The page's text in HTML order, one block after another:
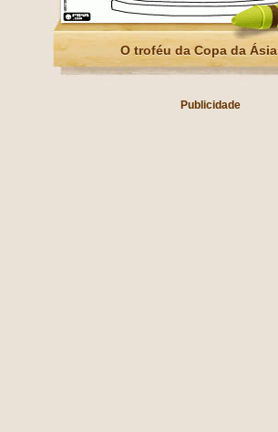
O troféu da Copa da Ásia
Publicidade